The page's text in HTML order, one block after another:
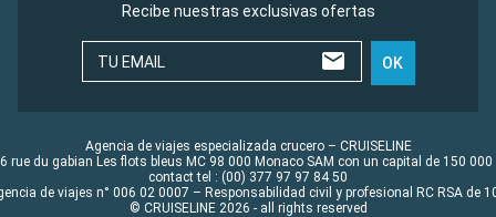
Recibe nuestras exclusivas ofertas
TU EMAIL OK
Agencia de viajes especializada crucero – CRUISELINE
rue du gabian Les flots bleus MC 98 000 Monaco SAM con un capital de 150 000
contact tel : (00) 377 97 97 84 50
de viajes n° 006 02 0007 – Responsabilidad civil y profesional RC RSA de
© CRUISELINE 2026 - all rights reserved